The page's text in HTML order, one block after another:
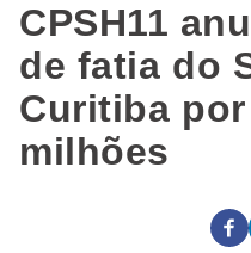
CPSH11
de fatia do
Curitiba por
milhões